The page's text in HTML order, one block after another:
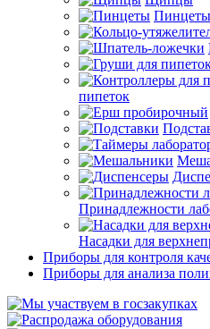
Пинцеты
пипеток
Принадлежности
Насадки для
Приборы для контроля
Приборы для анализа